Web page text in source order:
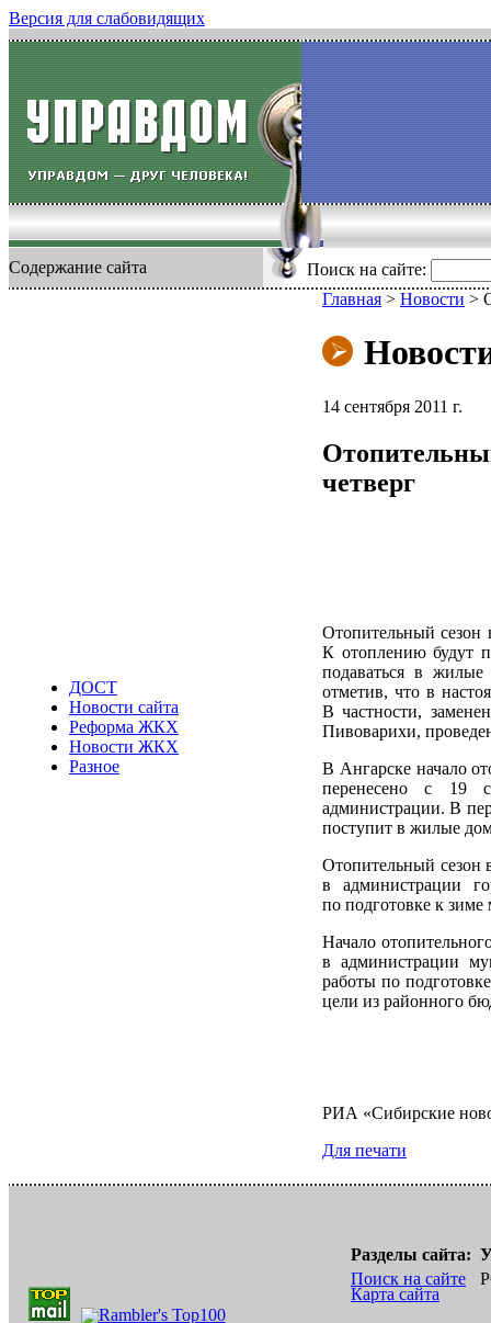
Версия для слабовидящих
Содержание сайта Поиск на сайте:
ДОСТ
Новости сайта
Реформа ЖКХ
Новости ЖКХ
Разное
Главная > Новости >
14 сентября 2011 г.
четверг
Отопительный сезон
К отоплению будут
подаваться в
отметив, что в
В частности,
Пивоварихи,
В Ангарске начало
перенесено с 19
администрации. В
поступит в жилые
Отопительный сезон
в администрации
по подготовке к
Начало
в администрации
работы по
цели из районного
РИА «Сибирские
Для печати
Разделы сайта:
Поиск на сайте
Карта сайта